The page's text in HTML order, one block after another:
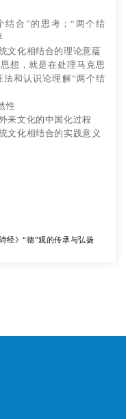
结合”的思考；“两个结
文化相结合的理论意蕴
想，就是在处理马克思
和认识论理解“两个结
性
来文化的中国化过程
文化相结合的实践意义
经》“德”观的传承与弘扬